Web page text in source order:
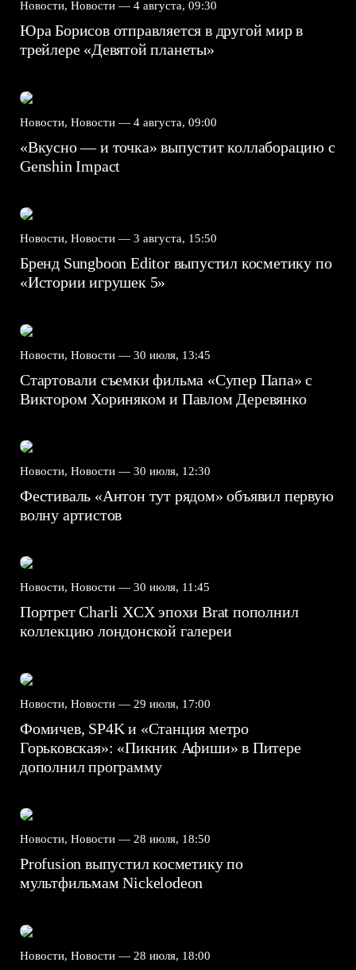
Новости, Новости — 4 августа, 09:30
Юра Борисов отправляется в другой мир в
трейлере «Девятой планеты»
Новости, Новости — 4 августа, 09:00
«Вкусно — и точка» выпустит коллаборацию с
Genshin Impact⁠⁠
Новости, Новости — 3 августа, 15:50
Бренд Sungboon Editor выпустил косметику по
«Истории игрушек 5»
Новости, Новости — 30 июля, 13:45
Стартовали съемки фильма «Супер Папа» с
Виктором Хориняком и Павлом Деревянко
Новости, Новости — 30 июля, 12:30
Фестиваль «Антон тут рядом» объявил первую
волну артистов
Новости, Новости — 30 июля, 11:45
Портрет Charli XCX эпохи Brat пополнил
коллекцию лондонской галереи
Новости, Новости — 29 июля, 17:00
Фомичев, SP4K и «Станция метро
Горьковская»: «Пикник Афиши» в Питере
дополнил программу
Новости, Новости — 28 июля, 18:50
Profusion выпустил косметику по
мультфильмам Nickelodeon
Новости, Новости — 28 июля, 18:00